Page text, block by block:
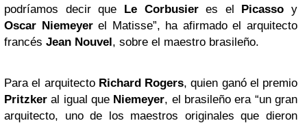
podríamos decir que Le Corbusieres el Picasso y
Oscar Niemeyerel Matisse”, ha afirmado el arquitecto
francés Jean Nouvel, sobre el maestro brasileño.
Para el arquitecto Richard Rogers, quien ganó el premio
Pritzker al igual que Niemeyer, el brasileño era “un gran
arquitecto, uno de los maestros originales que dieron